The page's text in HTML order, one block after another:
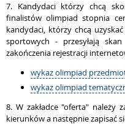
7. Kandydaci którzy chcą
finalistów olimpiad stopnia
kandydaci, którzy chcą
sportowych - przesyłają
zakończenia rejestracji
wykaz olimpiad
wykaz olimpiad
8. W zakładce "oferta" należy
kierunków a następnie zapisać